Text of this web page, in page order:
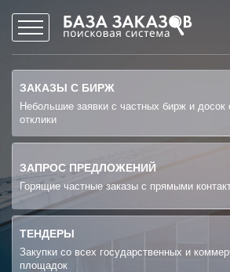
ЗАКАЗЫ С БИРЖ
Небольшие заявки с частных бирж и досок
отклики
ЗАПРОС ПРЕДЛОЖЕНИЙ
Горящие частные заказы с прямыми
ТЕНДЕРЫ
Закупки со всех государственных и
площадок